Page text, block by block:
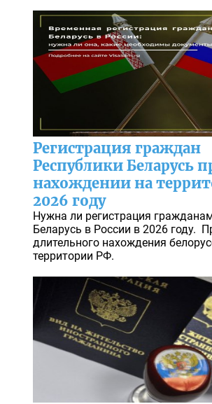
Регистрация граждан
Республики Беларусь
нахождении на
2026 году
Нужна ли регистрация
Беларусь в России в 2026 году.
длительного нахождения
территории РФ.